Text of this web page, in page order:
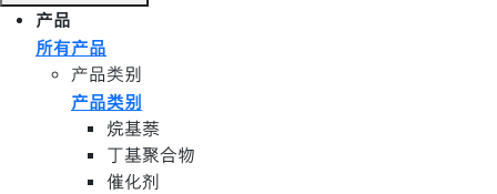
产品
所有产品
产品类别
产品类别
烷基萘
丁基聚合物
催化剂